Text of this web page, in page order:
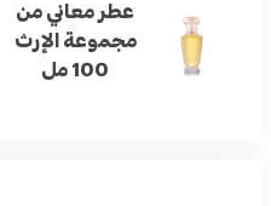
عطر معاني من
مجموعة الإرث
100 مل